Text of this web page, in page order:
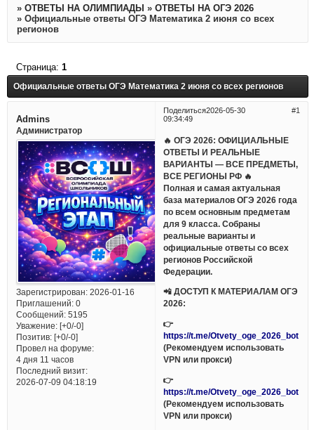
» ОТВЕТЫ НА ОЛИМПИАДЫ » ОТВЕТЫ НА ОГЭ 2026
» Официальные ответы ОГЭ Математика 2 июня со всех
регионов
Официальные ответы ОГЭ Математика 2 июня со всех регионов
Страница: 1
Поделиться 1
2026-05-30
09:34:49
Admins
Администратор
Зарегистрирован: 2026-01-16
Приглашений:0
Сообщений:5195
Уважение: [+0/-0]
Позитив: [+0/-0]
Провел на форуме:
4 дня 11 часов
Последний визит:
2026-07-09 04:18:19
🔥 ОГЭ 2026: ОФИЦИАЛЬНЫЕ
ОТВЕТЫ И РЕАЛЬНЫЕ
ВАРИАНТЫ — ВСЕ ПРЕДМЕТЫ,
ВСЕ РЕГИОНЫ РФ 🔥
Полная и самая актуальная
база материалов ОГЭ 2026 года
по всем основным предметам
для 9 класса. Собраны
реальные варианты и
официальные ответы со всех
регионов Российской
Федерации.
📲 ДОСТУП К МАТЕРИАЛАМ ОГЭ
2026:
👉
https://t.me/Otvety_oge_2026_bot
(Рекомендуем использовать
VPN или прокси)
👉
https://t.me/Otvety_oge_2026_bot
(Рекомендуем использовать
VPN или прокси)